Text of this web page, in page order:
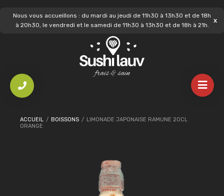
Nous vous accueillons : du mardi au jeudi de 11h30 à 13h30 et de 18h
à 20h30, le vendredi et le samedi de 11h30 à 13h30 et de 18h à 21h.
ACCUEIL / BOISSONS / LIMONADE JAPONAISE RAMUNE 20CL
ORANGE